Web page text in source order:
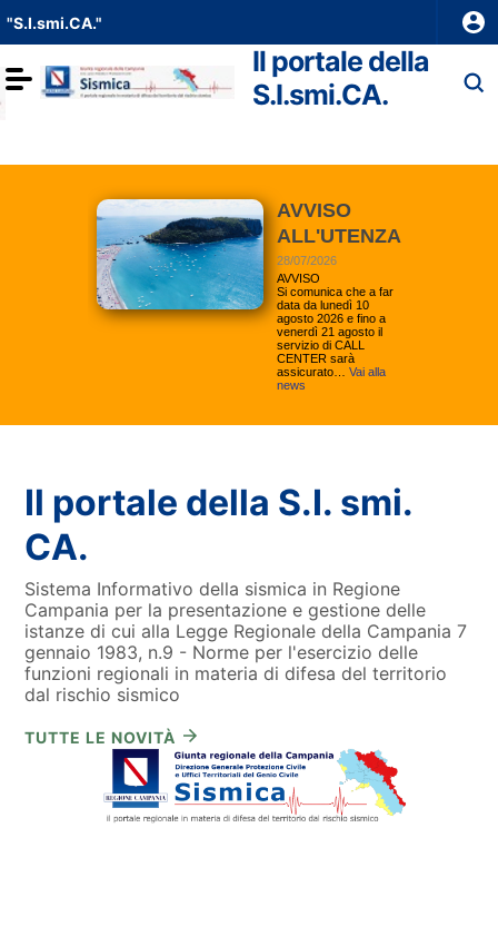
Vai al menu di navigazione
Vai al footer
"S.I.smi.CA."
Toggle navigation
Il portale della
S.I.smi.CA.
AVVISO
ALL'UTENZA
28/07/2026
AVVISO
Si comunica che a far
data da lunedì 10
agosto 2026 e fino a
venerdì 21 agosto il
servizio di CALL
CENTER sarà
assicurato… Vai alla
news
Il portale della S.I. smi.
CA.
Sistema Informativo della sismica in Regione
Campania per la presentazione e gestione delle
istanze di cui alla Legge Regionale della Campania 7
gennaio 1983, n.9 - Norme per l'esercizio delle
funzioni regionali in materia di difesa del territorio
dal rischio sismico
TUTTE LE NOVITÀ